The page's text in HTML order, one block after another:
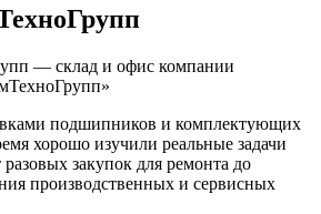
подшипников и комплектующих
хорошо изучили реальные задачи
закупок для ремонта до
производственных и сервисных